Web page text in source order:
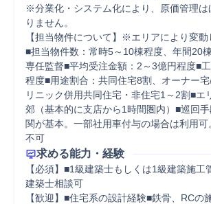
※分業化・システム化により、原価管理は
りません。
【担当物件について】※エリアにより変動
■担当物件数：常時5～10棟程度、年間20
専任監督■平均受注金額：2～3億円程度■
程度■用途割合：共同住宅8割、オーナー
リニック併用共同住宅・非住宅1～2割■エ
郊（基本的に支店から1時間圏内）■巡回
関が基本。一部社用車付与の場合は利用
不可
求める能力・経験
【必須】■1級建築士もしくは1級建築施
建築士相談可
【歓迎】■住宅系の設計経験■鉄骨、RCの